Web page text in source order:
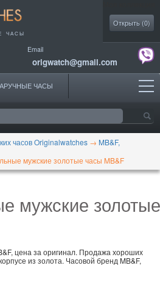
ЧАСЫ
Email
origwatch@gmail.com
Открыть (0)
ЧАСЫ
часов Originalwatches → MB&F,
мужские золотые часы MB&F
мужские золотые
цена за оригинал. Продажа хороших
из золота. Часовой бренд MB&F,